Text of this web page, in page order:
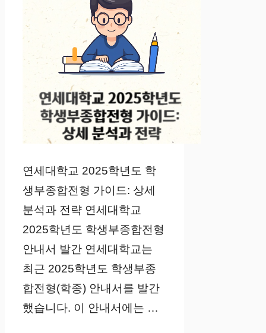
연세대학교 2025학년도 학
생부종합전형 가이드: 상세
분석과 전략 연세대학교
2025학년도 학생부종합전형
안내서 발간 연세대학교는
최근 2025학년도 학생부종
합전형(학종) 안내서를 발간
했습니다. 이 안내서에는 …